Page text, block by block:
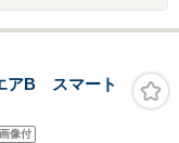
アB スマート
像付